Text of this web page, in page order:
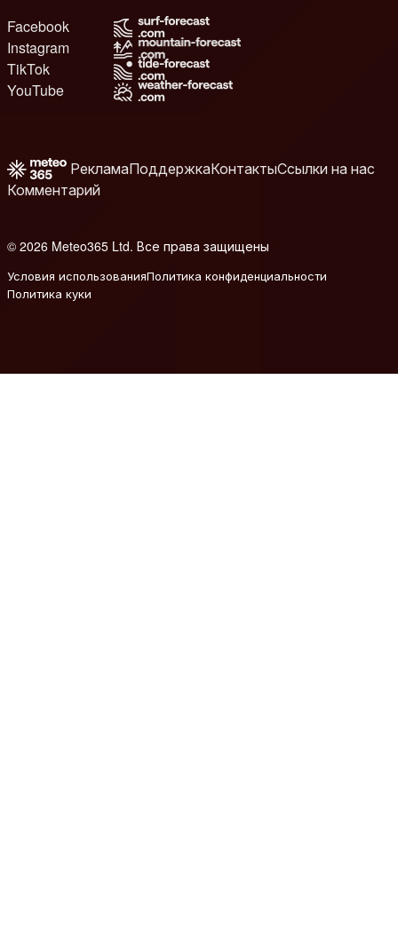
Facebook
Instagram
TikTok
YouTube
РекламаПоддержкаКонтактыСсылки на нас
Комментарий
© 2026 Meteo365 Ltd. Все права защищены
Условия использованияПолитика конфиденциальности
Политика куки